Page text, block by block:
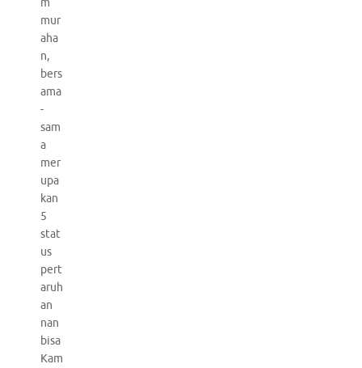
m
mur
aha
n,
bers
ama
-
sam
a
mer
upa
kan
5
stat
us
pert
aruh
an
nan
bisa
Kam